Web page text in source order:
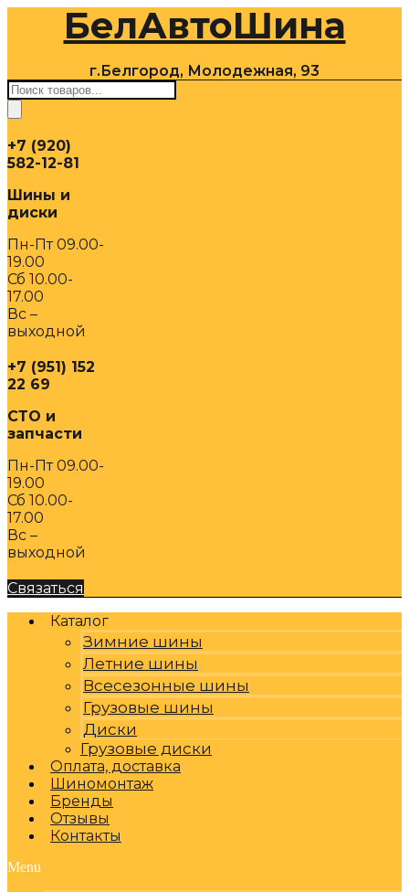
содержимомуБелАвтоШина
г.Белгород, Молодежная, 93
Поиск
товаров
+7 (920)
582-12-81
Шины и
диски
Пн-Пт 09.00-
19.00
Сб 10.00-
17.00
Вс –
выходной
+7 (951) 152
22 69
СТО и
запчасти
Пн-Пт 09.00-
19.00
Сб 10.00-
17.00
Вс –
выходной
Связаться
Каталог
Зимние шины
Летние шины
Всесезонные шины
Грузовые шины
Диски
Грузовые диски
Оплата, доставка
Шиномонтаж
Бренды
Отзывы
Контакты
Menu